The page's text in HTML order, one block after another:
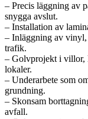
– Precis läggning av
snygga avslut.
– Installation av
– Inläggning av vinyl,
trafik.
– Golvprojekt i villor,
lokaler.
– Underarbete som
grundning.
– Skonsam
avfall.